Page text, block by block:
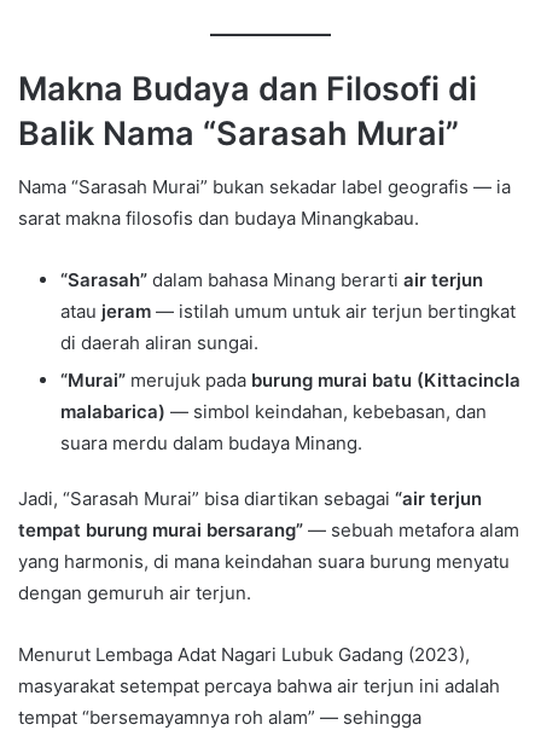
Makna Budaya dan Filosofi di
Balik Nama “Sarasah Murai”
Nama “Sarasah Murai” bukan sekadar label geografis — ia
sarat makna filosofis dan budaya Minangkabau.
“Sarasah” dalam bahasa Minang berarti air terjun
atau jeram — istilah umum untuk air terjun bertingkat
di daerah aliran sungai.
“Murai” merujuk pada burung murai batu (Kittacincla
malabarica) — simbol keindahan, kebebasan, dan
suara merdu dalam budaya Minang.
Jadi, “Sarasah Murai” bisa diartikan sebagai “air terjun
tempat burung murai bersarang” — sebuah metafora alam
yang harmonis, di mana keindahan suara burung menyatu
dengan gemuruh air terjun.
Menurut Lembaga Adat Nagari Lubuk Gadang (2023),
masyarakat setempat percaya bahwa air terjun ini adalah
tempat “bersemayamnya roh alam” — sehingga